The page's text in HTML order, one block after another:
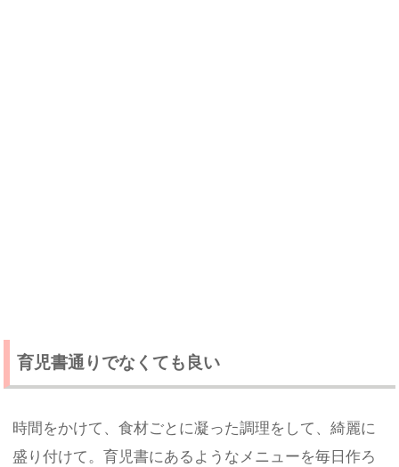
育児書通りでなくても良い
時間をかけて、食材ごとに凝った調理をして、綺麗に
盛り付けて。育児書にあるようなメニューを毎日作ろ